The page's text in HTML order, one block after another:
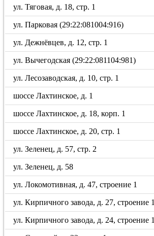
ул. Тяговая, д. 18, стр. 1
ул. Парковая (29:22:081004:916)
ул. Дежнёвцев, д. 12, стр. 1
ул. Вычегодская (29:22:081104:981)
ул. Лесозаводская, д. 10, стр. 1
шоссе Лахтинское, д. 1
шоссе Лахтинское, д. 18, корп. 1
шоссе Лахтинское, д. 20, стр. 1
ул. Зеленец, д. 57, стр. 2
ул. Зеленец, д. 58
ул. Локомотивная, д. 47, строение 1
ул. Кирпичного завода, д. 27, строение 1
ул. Кирпичного завода, д. 24, строение 1